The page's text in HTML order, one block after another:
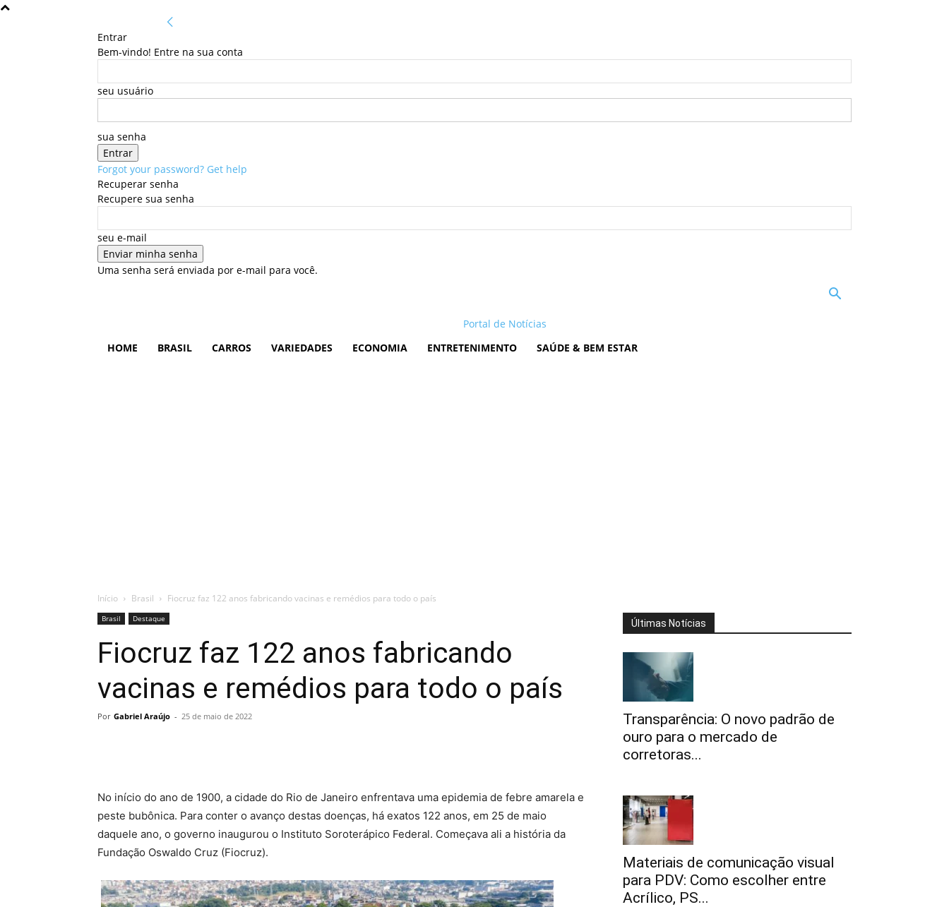
Entrar
Bem-vindo! Entre na sua conta
seu usuário
sua senha
Forgot your password? Get help
Recuperar senha
Recupere sua senha
seu e-mail
Uma senha será enviada por e-mail para você.
Portal de Notícias
HOME
BRASIL CARROS VARIEDADES ECONOMIA ENTRETENIMENTO SAÚDE & BEM ESTAR
Início Brasil Fiocruz faz 122 anos fabricando vacinas e remédios para todo o país
Brasil Destaque
Fiocruz faz 122 anos fabricando
vacinas e remédios para todo o país
Por Gabriel Araújo - 25 de maio de 2022
No início do ano de 1900, a cidade do Rio de Janeiro enfrentava uma epidemia de febre amarela e
peste bubônica. Para conter o avanço destas doenças, há exatos 122 anos, em 25 de maio
daquele ano, o governo inaugurou o Instituto Soroterápico Federal. Começava ali a história da
Fundação Oswaldo Cruz (Fiocruz).
Últimas Notícias
Transparência: O novo padrão de
ouro para o mercado de
corretoras...
Materiais de comunicação visual
para PDV: Como escolher entre
Acrílico, PS...